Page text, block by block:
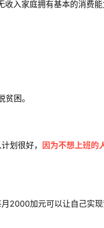
收入家庭拥有基本的消费
困。
划很好，
因为不想上班的
2000加元可以让自己实